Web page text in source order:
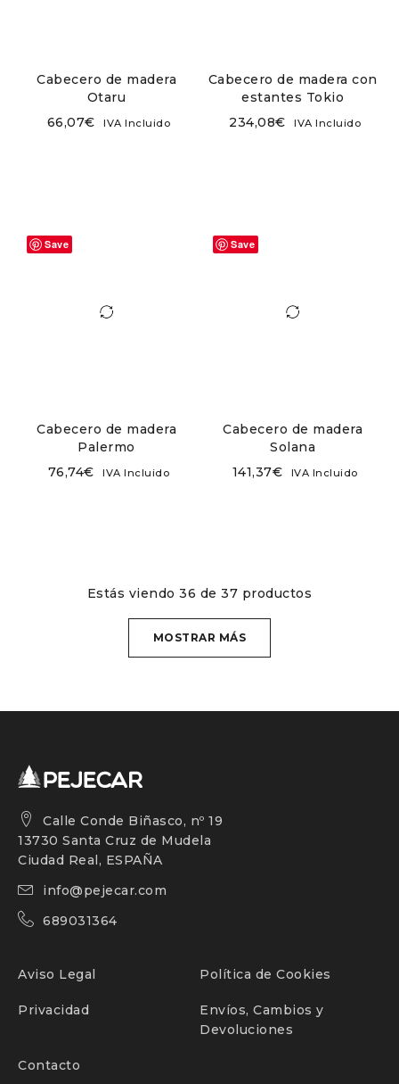
Cabecero de madera
Otaru
66,07€ IVA Incluido
Cabecero de madera con
estantes Tokio
234,08€ IVA Incluido
Save
Cabecero de madera
Palermo
76,74€ IVA Incluido
Save
Cabecero de madera
Solana
141,37€ IVA Incluido
MOSTRAR MÁS
Estás viendo 36 de 37 productos
Calle Conde Biñasco, nº 19
13730 Santa Cruz de Mudela
Ciudad Real, ESPAÑA
info@pejecar.com
689031364
Aviso Legal Política de Cookies
Privacidad
Envíos, Cambios y
Devoluciones
Contacto